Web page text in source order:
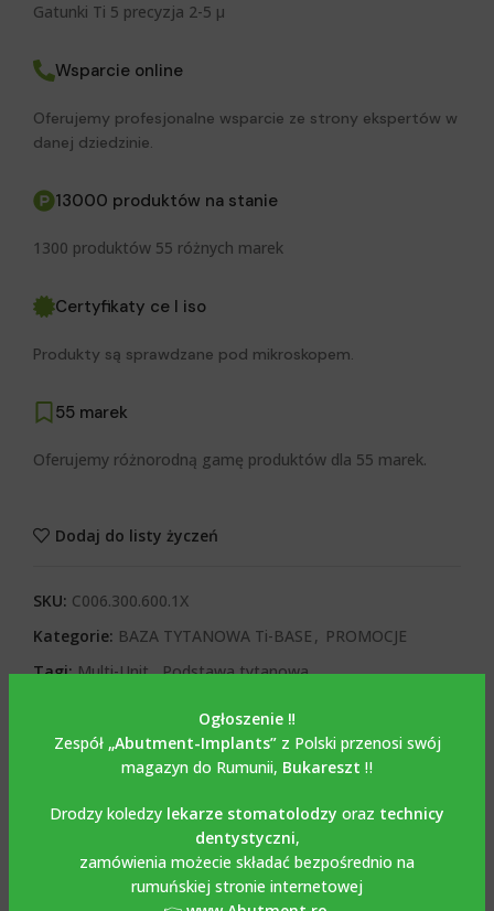
Ogłoszenie ‼️
Zespół „Abutment-Implants”z Polski przenosi swój
magazyn do Rumunii, Bukareszt ‼️
Drodzy koledzy lekarze stomatolodzy oraz technicy
dentystyczni,
zamówienia możecie składać bezpośrednio na
rumuńskiej stronie internetowej
Gatunki Ti 5 precyzja 2-5 μ
Wsparcie online
Oferujemy profesjonalne wsparcie ze strony ekspertów w
danej dziedzinie.
13000 produktów na stanie
1300 produktów 55 różnych marek
Certyfikaty ce I iso
Produkty są sprawdzane pod mikroskopem.
55 marek
Oferujemy różnorodną gamę produktów dla 55 marek.
Dodaj do listy życzeń
SKU: C006.300.600.1X
Kategorie: BAZA TYTANOWA Ti-BASE , PROMOCJE
Tagi: Multi-Unit, Podstawa tytanowa
Opis
Baza din titan / Ti-Base cu